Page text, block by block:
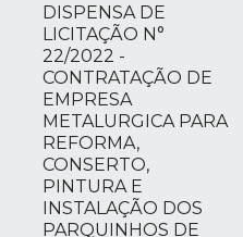
DISPENSA DE
LICITAÇÃO N°
22/2022 -
CONTRATAÇÃO DE
EMPRESA
METALURGICA PARA
REFORMA,
CONSERTO,
PINTURA E
INSTALAÇÃO DOS
PARQUINHOS DE